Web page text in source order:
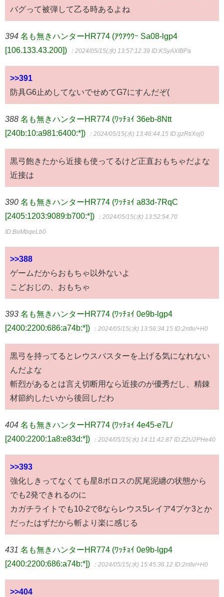
バグって被弾して乙る時あるよね
394 名も無きハンターHR774 (ｱｳｱｳｳｰ Sa08-lgp4
[106.133.43.200])
：2024/05/15(水) 13:57:12.39 ID:KSyAXIBPa
>>391
防具G6止めしてないでせめてG7にすんだぞ(
388 名も無きハンターHR774 (ﾜｯﾁｮｲ 36eb-8Ntt
[240b:10:a981:6400:*])
：2024/05/15(水) 13:46:44.15 ID:gzRtiXoj0
黒弓飽きたから近接も使ってるけど正直おもちゃだよな
近接は
390 名も無きハンターHR774 (ﾜｯﾁｮｲ a83d-7RqC
[2405:1203:9089:b700:*])
：2024/05/15(水) 13:52:54.70
ID:BoMbqeLb0
>>388
ゲームだからおもちゃ以外ないよ
こどおじの、おもちゃ
393 名も無きハンターHR774 (ﾜｯﾁｮｲ 0e9b-lgp4
[2400:2200:686:a74b:*])
：2024/05/15(水) 13:56:34.15 ID:2ntIv/+H0
黒弓を持ってるとレウスバスターを上げる気になれない
んだよな
斬烈があるとは言え切断用なら近接のが優秀だし、精錬
材節約したいから後回しだわ
404 名も無きハンターHR774 (ﾜｯﾁｮｲ 4e45-e7L/
[2400:2200:1a8:e83d:*])
：2024/05/15(水) 14:11:42.87 ID:Z2U2PHe40
>>393
強化しきってなくても星8ボロスの尻尾泥纏の状態から
でも2発できれるのに
カガチライトでも10-2で8ならレウス5レイア4プケ3とか
だったはずだから斬より楽に感じる
431 名も無きハンターHR774 (ﾜｯﾁｮｲ 0e9b-lgp4
[2400:2200:686:a74b:*])
：2024/05/15(水) 15:45:36.12 ID:2ntIv/+H0
>>404